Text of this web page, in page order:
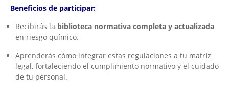
Beneficios de participar:
Recibirás la biblioteca normativa completa y actualizada
en riesgo químico.
Aprenderás cómo integrar estas regulaciones a tu matriz
legal, fortaleciendo el cumplimiento normativo y el cuidado
de tu personal.